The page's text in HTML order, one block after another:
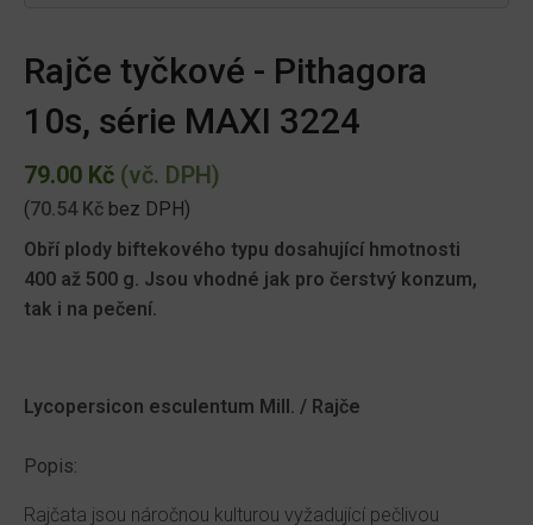
Rajče tyčkové - Pithagora
10s, série MAXI 3224
79.00 Kč (vč. DPH)
(70.54 Kč bez DPH)
Obří plody biftekového typu dosahující hmotnosti
400 až 500 g. Jsou vhodné jak pro čerstvý konzum,
tak i na pečení.
Lycopersicon esculentum Mill. / Rajče
Popis:
Rajčata jsou náročnou kulturou vyžadující pečlivou